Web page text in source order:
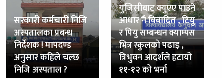
सरकारी कर्मचारी निजि
अस्पतालका प्रबन्ध
निर्देशक ! मापदण्ड
अनुसार कहिले चल्छ
निजि अस्पताल ?
युजिसीबाट क्युएए पाउने
आधार नै बिबादित , टियु
र पियु सम्बन्धन क्याम्पस
भित्र स्कुलको पढाइ ,
त्रिभुवन आदर्शले हटायो
११-१२ को भर्ना